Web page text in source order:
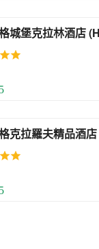
克拉林酒店 (Hotel Klarinn Prague